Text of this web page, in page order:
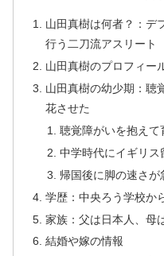
山田真樹は何者？：デ
行う二刀流アスリート
山田真樹のプロフィー
山田真樹の幼少期：聴
花させた
聴覚障がいを抱えて
中学時代にイギリス
帰国後に脚の速さが
学歴：中央ろう学校か
家族：父は日本人、母
結婚や嫁の情報